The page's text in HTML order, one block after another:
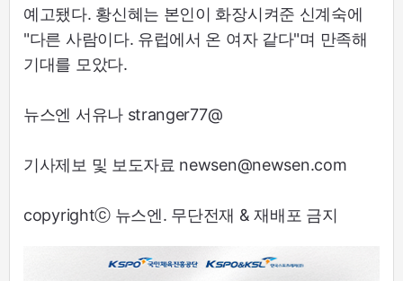
예고됐다. 황신혜는 본인이 화장시켜준 신계숙에
"다른 사람이다. 유럽에서 온 여자 같다"며 만족해
기대를 모았다.
뉴스엔 서유나 stranger77@
기사제보 및 보도자료 newsen@newsen.com
copyrightⓒ 뉴스엔. 무단전재 & 재배포 금지